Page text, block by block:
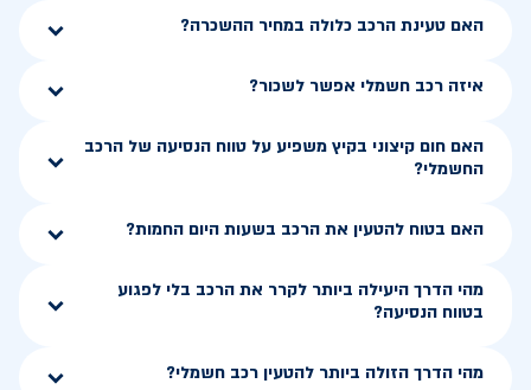
האם טעינת הרכב כלולה במחיר ההשכרה?
איזה רכב חשמלי אפשר לשכור?
האם חום קיצוני בקיץ משפיע על טווח הנסיעה של הרכב
החשמלי?
האם בטוח להטעין את הרכב בשעות היום החמות?
מהי הדרך היעילה ביותר לקרר את הרכב בלי לפגוע
בטווח הנסיעה?
מהי הדרך הזולה ביותר להטעין רכב חשמלי?